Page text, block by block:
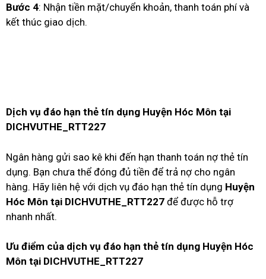
Bước 4: Nhận tiền mặt/chuyển khoản, thanh toán phí và
kết thúc giao dịch.
Dịch vụ đáo hạn thẻ tín dụng Huyện Hóc Môn tại
DICHVUTHE_RTT227
Ngân hàng gửi sao kê khi đến hạn thanh toán nợ thẻ tín
dụng. Bạn chưa thể đóng đủ tiền để trả nợ cho ngân
hàng. Hãy liên hệ với dịch vụ đáo hạn thẻ tín dụng Huyện
Hóc Môn tại DICHVUTHE_RTT227 để được hỗ trợ
nhanh nhất.
Ưu điểm của dịch vụ đáo hạn thẻ tín dụng Huyện Hóc
Môn tại DICHVUTHE_RTT227